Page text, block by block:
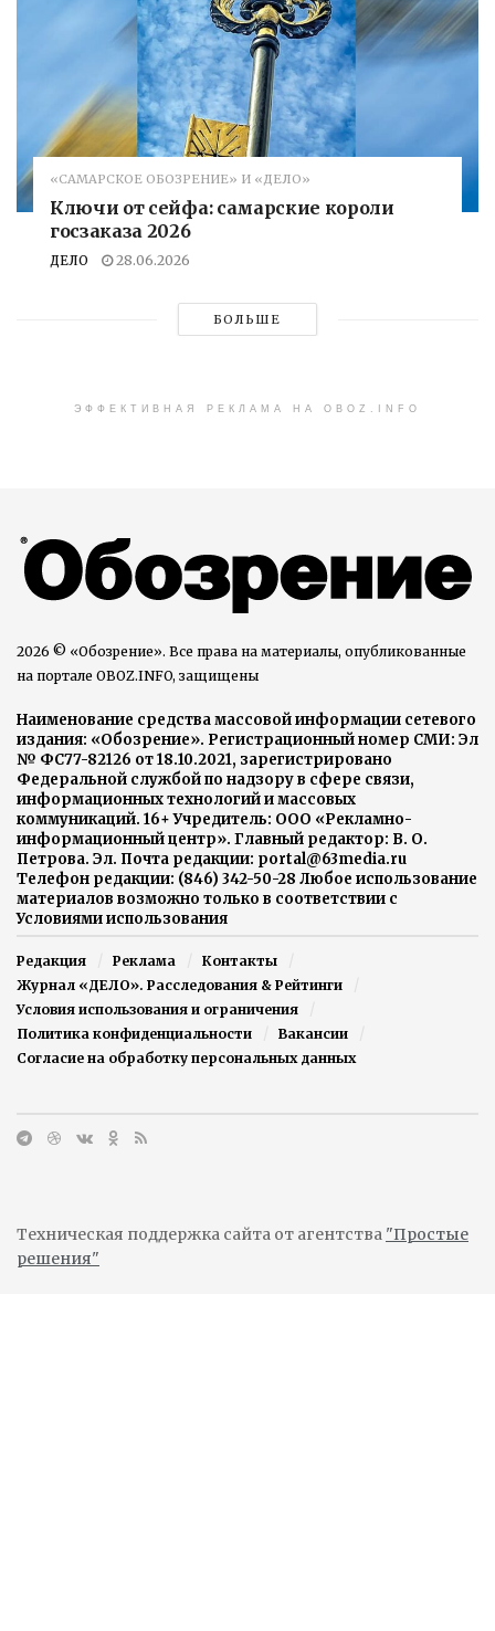
«САМАРСКОЕ ОБОЗРЕНИЕ» И «ДЕЛО»
Ключи от сейфа: самарские короли
госзаказа 2026
ДЕЛО 28.06.2026
БОЛЬШЕ
ЭФФЕКТИВНАЯ РЕКЛАМА НА OBOZ.INFO
2026 © «Обозрение». Все права на материалы, опубликованные
на портале OBOZ.INFO, защищены
Наименование средства массовой информации сетевого
издания: «Обозрение». Регистрационный номер СМИ: Эл
№ ФС77-82126 от 18.10.2021, зарегистрировано
Федеральной службой по надзору в сфере связи,
информационных технологий и массовых
коммуникаций. 16+ Учредитель: ООО «Рекламно-
информационный центр». Главный редактор: В. О.
Петрова. Эл. Почта редакции: portal@63media.ru
Телефон редакции: (846) 342-50-28 Любое использование
материалов возможно только в соответствии с
Условиями использования
Редакция Реклама
Контакты
Журнал «ДЕЛО». Расследования & Рейтинги
Условия использования и ограничения
Политика конфиденциальности
Вакансии
Согласие на обработку персональных данных
Техническая поддержка сайта от агентства "Простые
решения"